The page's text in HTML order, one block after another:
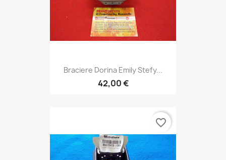
Braciere Dorina Emily Stefy...
42,00 €
favorite_border